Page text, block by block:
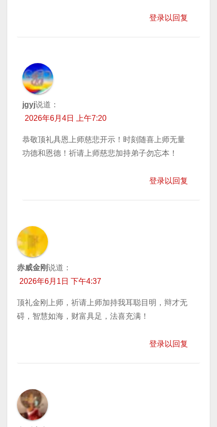
登录以回复
jgyj说道：
2026年6月4日 上午7:20
恭敬顶礼具恩上师慈悲开示！时刻随喜上师无量
功德和恩德！祈请上师慈悲加持弟子勿忘本！
登录以回复
赤威金刚说道：
2026年6月1日 下午4:37
顶礼金刚上师，祈请上师加持我耳聪目明，辩才无
碍，智慧如海，财富具足，法喜充满！
登录以回复